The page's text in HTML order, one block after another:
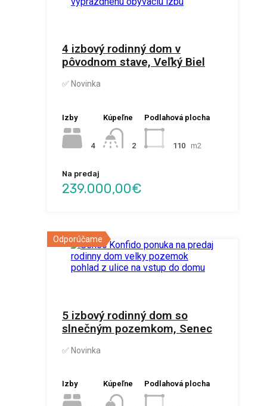
4 izbový rodinný dom v
pôvodnom stave, Veľký Biel
✅ Novinka
Izby
4
Kúpeľne
2
Podlahová plocha
110 m2
Na predaj
239.000,00€
Odporúčame
5 izbový rodinný dom so
slnečným pozemkom, Senec
✅ Novinka
Izby Kúpeľne Podlahová plocha